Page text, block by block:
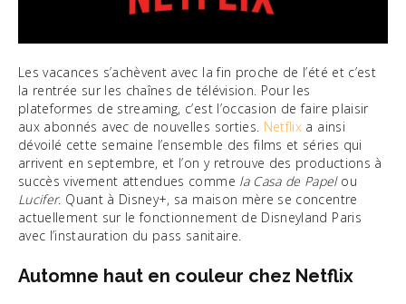
Les vacances s’achèvent avec la fin proche de l’été et c’est
la rentrée sur les chaînes de télévision. Pour les
plateformes de streaming, c’est l’occasion de faire plaisir
aux abonnés avec de nouvelles sorties. Netflix a ainsi
dévoilé cette semaine l’ensemble des films et séries qui
arrivent en septembre, et l’on y retrouve des productions à
succès vivement attendues comme la Casa de Papelou
Lucifer. Quant à Disney+, sa maison mère se concentre
actuellement sur le fonctionnement de Disneyland Paris
avec l’instauration du pass sanitaire.
Automne haut en couleur chez Netflix